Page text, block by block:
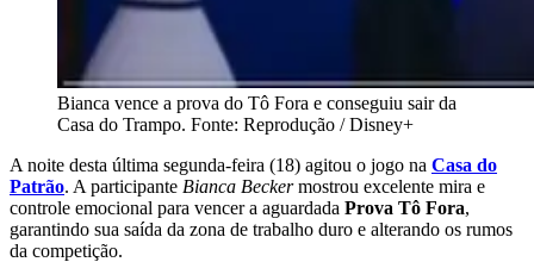
Bianca vence a prova do Tô Fora e conseguiu sair da
Casa do Trampo. Fonte: Reprodução / Disney+
A noite desta última segunda-feira (18) agitou o jogo na Casa do
Patrão. A participante Bianca Beckermostrou excelente mira e
controle emocional para vencer a aguardada Prova Tô Fora,
garantindo sua saída da zona de trabalho duro e alterando os rumos
da competição.